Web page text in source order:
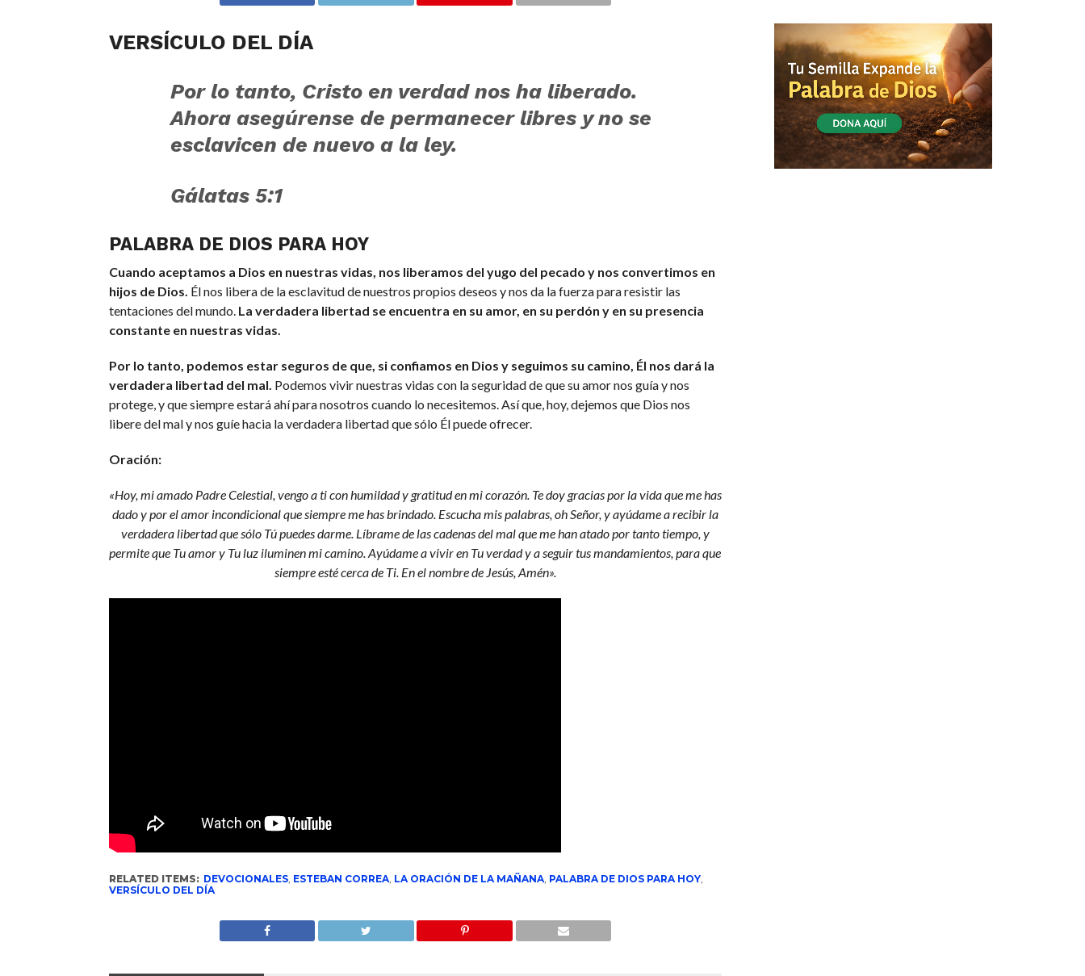
VERSÍCULO DEL DÍA
Por lo tanto, Cristo en verdad nos ha liberado.
Ahora asegúrense de permanecer libres y no se
esclavicen de nuevo a la ley.
Gálatas 5:1
PALABRA DE DIOS PARA HOY
Cuando aceptamos a Dios en nuestras vidas, nos liberamos del yugo del pecado y nos convertimos en
hijos de Dios. Él nos libera de la esclavitud de nuestros propios deseos y nos da la fuerza para resistir las
tentaciones del mundo. La verdadera libertad se encuentra en su amor, en su perdón y en su presencia
constante en nuestras vidas.
Por lo tanto, podemos estar seguros de que, si confiamos en Dios y seguimos su camino, Él nos dará la
verdadera libertad del mal. Podemos vivir nuestras vidas con la seguridad de que su amor nos guía y nos
protege, y que siempre estará ahí para nosotros cuando lo necesitemos. Así que, hoy, dejemos que Dios nos
libere del mal y nos guíe hacia la verdadera libertad que sólo Él puede ofrecer.
Oración:
«Hoy, mi amado Padre Celestial, vengo a ti con humildad y gratitud en mi corazón. Te doy gracias por la vida que me has
dado y por el amor incondicional que siempre me has brindado. Escucha mis palabras, oh Señor, y ayúdame a recibir la
verdadera libertad que sólo Tú puedes darme. Líbrame de las cadenas del mal que me han atado por tanto tiempo, y
permite que Tu amor y Tu luz iluminen mi camino. Ayúdame a vivir en Tu verdad y a seguir tus mandamientos, para que
siempre esté cerca de Ti. En el nombre de Jesús, Amén».
RELATED ITEMS: DEVOCIONALES, ESTEBAN CORREA, LA ORACIÓN DE LA MAÑANA, PALABRA DE DIOS PARA HOY,
VERSÍCULO DEL DÍA